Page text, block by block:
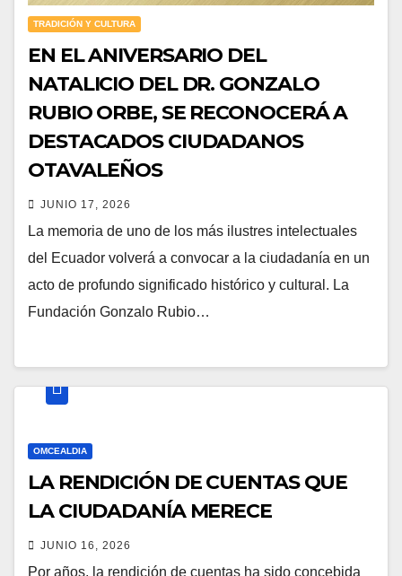
TRADICIÓN Y CULTURA
EN EL ANIVERSARIO DEL
NATALICIO DEL DR. GONZALO
RUBIO ORBE, SE RECONOCERÁ A
DESTACADOS CIUDADANOS
OTAVALEÑOS
JUNIO 17, 2026
La memoria de uno de los más ilustres intelectuales
del Ecuador volverá a convocar a la ciudadanía en un
acto de profundo significado histórico y cultural. La
Fundación Gonzalo Rubio…
OMCEALDIA
LA RENDICIÓN DE CUENTAS QUE
LA CIUDADANÍA MERECE
JUNIO 16, 2026
Por años, la rendición de cuentas ha sido concebida